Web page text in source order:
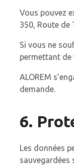
Vous pouvez
350, Route de
Si vous ne
permettant de
ALOREM
demande.
6.
Les données
sauvegardées